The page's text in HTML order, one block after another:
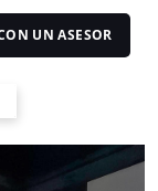
fácil
en
UN ASESOR